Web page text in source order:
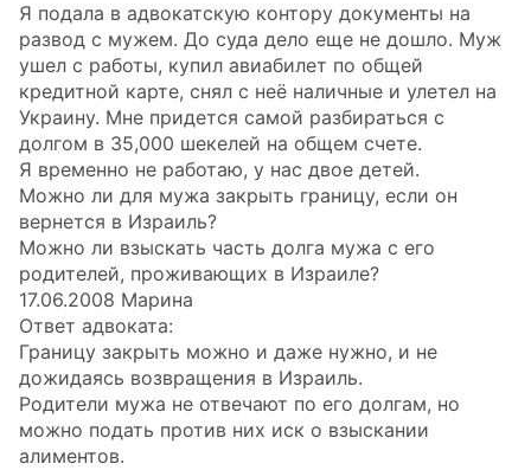
Я подала в адвокатскую контору документы на
развод с мужем. До суда дело еще не дошло. Муж
ушел с работы, купил авиабилет по общей
кредитной карте, снял с неё наличные и улетел на
Украину. Мне придется самой разбираться с
долгом в 35,000 шекелей на общем счете.
Я временно не работаю, у нас двое детей.
Можно ли для мужа закрыть границу, если он
вернется в Израиль?
Можно ли взыскать часть долга мужа с его
родителей, проживающих в Израиле?
17.06.2008 Марина
Ответ адвоката:
Границу закрыть можно и даже нужно, и не
дожидаясь возвращения в Израиль.
Родители мужа не отвечают по его долгам, но
можно подать против них иск о взыскании
алиментов.